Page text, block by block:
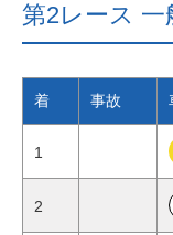
第2レース 一
着 事故
1
2